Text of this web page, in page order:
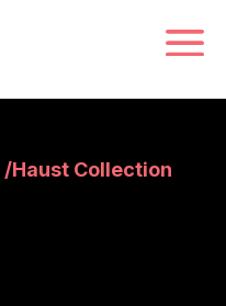
/Haust Collection